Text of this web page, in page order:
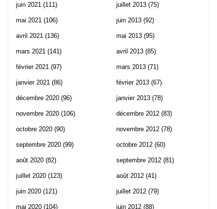
juin 2021 (111)
mai 2021 (106)
avril 2021 (136)
mars 2021 (141)
février 2021 (97)
janvier 2021 (86)
décembre 2020 (96)
novembre 2020 (106)
octobre 2020 (90)
septembre 2020 (99)
août 2020 (82)
juillet 2020 (123)
juin 2020 (121)
mai 2020 (104)
juillet 2013 (75)
juin 2013 (92)
mai 2013 (95)
avril 2013 (85)
mars 2013 (71)
février 2013 (67)
janvier 2013 (78)
décembre 2012 (83)
novembre 2012 (78)
octobre 2012 (60)
septembre 2012 (81)
août 2012 (41)
juillet 2012 (79)
juin 2012 (88)